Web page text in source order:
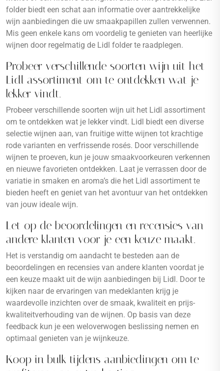
folder biedt een schat aan informatie over aantrekkelijke
wijn aanbiedingen die uw smaakpapillen zullen verwennen.
Mis geen enkele kans om voordelig te genieten van heerlijke
wijnen door regelmatig de Lidl folder te raadplegen.
Probeer verschillende soorten wijn uit het
Lidl assortiment om te ontdekken wat je
lekker vindt.
Probeer verschillende soorten wijn uit het Lidl assortiment
om te ontdekken wat je lekker vindt. Lidl biedt een diverse
selectie wijnen aan, van fruitige witte wijnen tot krachtige
rode varianten en verfrissende rosés. Door verschillende
wijnen te proeven, kun je jouw smaakvoorkeuren verkennen
en nieuwe favorieten ontdekken. Laat je verrassen door de
variatie in smaken en aroma’s die het Lidl assortiment te
bieden heeft en geniet van het avontuur van het ontdekken
van jouw ideale wijn.
Let op de beoordelingen en recensies van
andere klanten voor je een keuze maakt.
Het is verstandig om aandacht te besteden aan de
beoordelingen en recensies van andere klanten voordat je
een keuze maakt uit de wijn aanbiedingen bij Lidl. Door te
kijken naar de ervaringen van medeklanten krijg je
waardevolle inzichten over de smaak, kwaliteit en prijs-
kwaliteitverhouding van de wijnen. Op basis van deze
feedback kun je een weloverwogen beslissing nemen en
optimaal genieten van je wijnkeuze.
Koop in bulk tijdens aanbiedingen om te